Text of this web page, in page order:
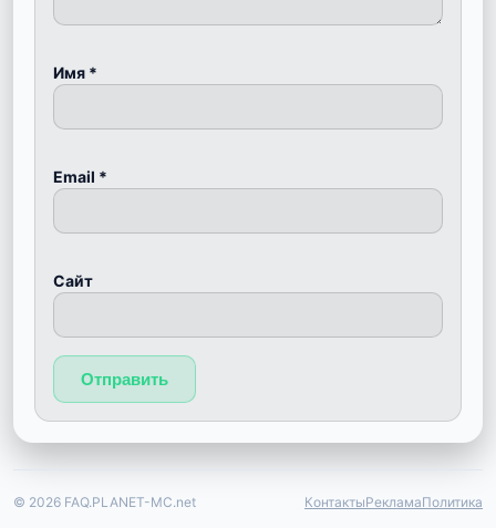
Имя *
Email *
Сайт
© 2026 FAQ.PLANET-MC.net КонтактыРекламаПолитика